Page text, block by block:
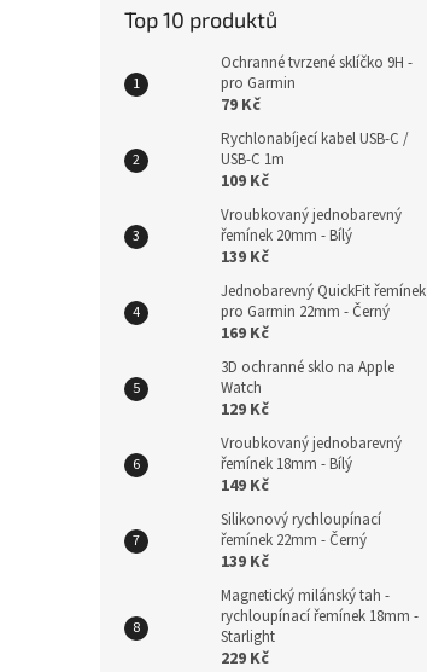
Top 10 produktů
Ochranné tvrzené sklíčko 9H -
pro Garmin
79 Kč
Rychlonabíjecí kabel USB-C /
USB-C 1m
109 Kč
Vroubkovaný jednobarevný
řemínek 20mm - Bílý
139 Kč
Jednobarevný QuickFit řemínek
pro Garmin 22mm - Černý
169 Kč
3D ochranné sklo na Apple
Watch
129 Kč
Vroubkovaný jednobarevný
řemínek 18mm - Bílý
149 Kč
Silikonový rychloupínací
řemínek 22mm - Černý
139 Kč
Magnetický milánský tah -
rychloupínací řemínek 18mm -
Starlight
229 Kč